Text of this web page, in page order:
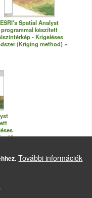
ESRI's Spatial Analyst
programmal készített
- Krigeléses
(Kriging method)
További információk